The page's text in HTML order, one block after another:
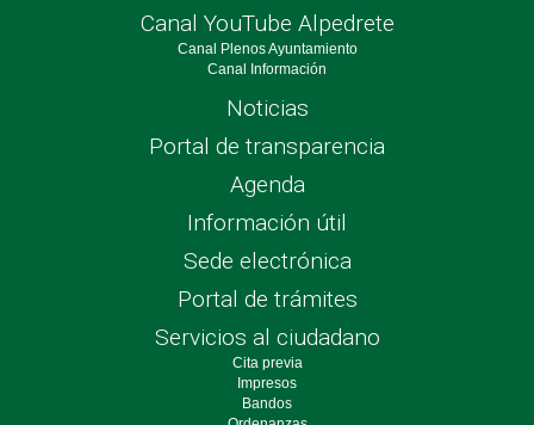
Canal YouTube Alpedrete
Canal Plenos Ayuntamiento
Canal Información
Noticias
Portal de transparencia
Agenda
Información útil
Sede electrónica
Portal de trámites
Servicios al ciudadano
Cita previa
Impresos
Bandos